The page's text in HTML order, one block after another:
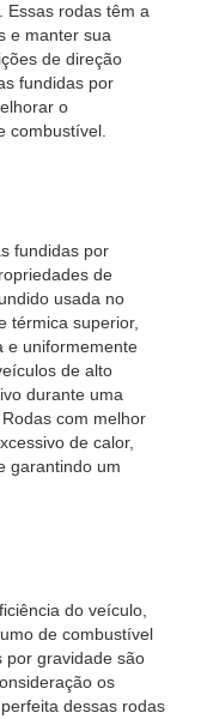
Essas rodas têm a
e manter sua
de direção
fundidas por
o
combustível.
fundidas por
de
usada no
térmica superior,
e uniformemente
de alto
durante uma
com melhor
de calor,
garantindo um
do veículo,
de combustível
por gravidade são
os
dessas rodas